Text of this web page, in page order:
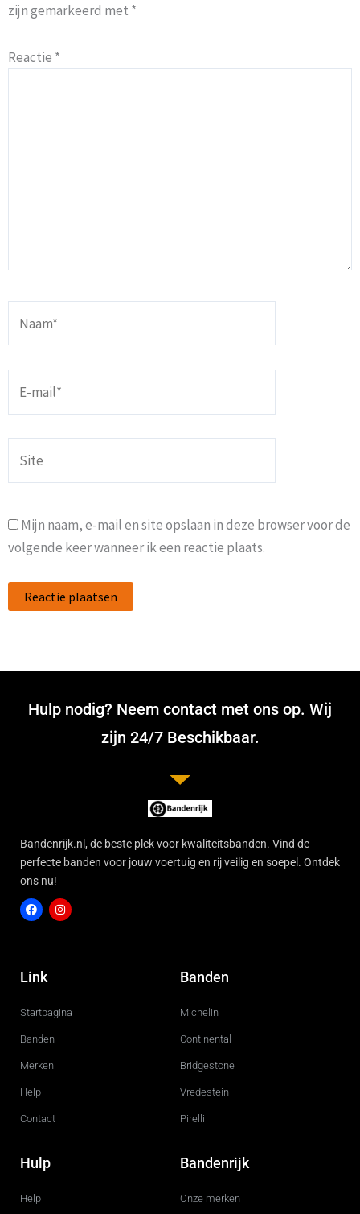
zijn gemarkeerd met *
Reactie *
mail*
Mijn naam, e-mail en site opslaan in deze browser voor de
volgende keer wanneer ik een reactie plaats.
Hulp nodig? Neem contact met ons op. Wij
zijn 24/7 Beschikbaar.
Bandenrijk.nl, de beste plek voor kwaliteitsbanden. Vind de
perfecte banden voor jouw voertuig en rij veilig en soepel. Ontdek
ons nu!
c
e
o
g
r
Link
Startpagina
Banden
Merken
Help
Contact
Banden
Michelin
Continental
Bridgestone
Vredestein
Pirelli
Hulp
Help
Bandenrijk
Onze merken